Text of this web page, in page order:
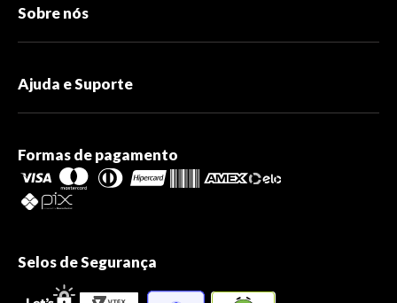
Sobre nós
Ajuda e Suporte
Formas de pagamento
Selos de Segurança